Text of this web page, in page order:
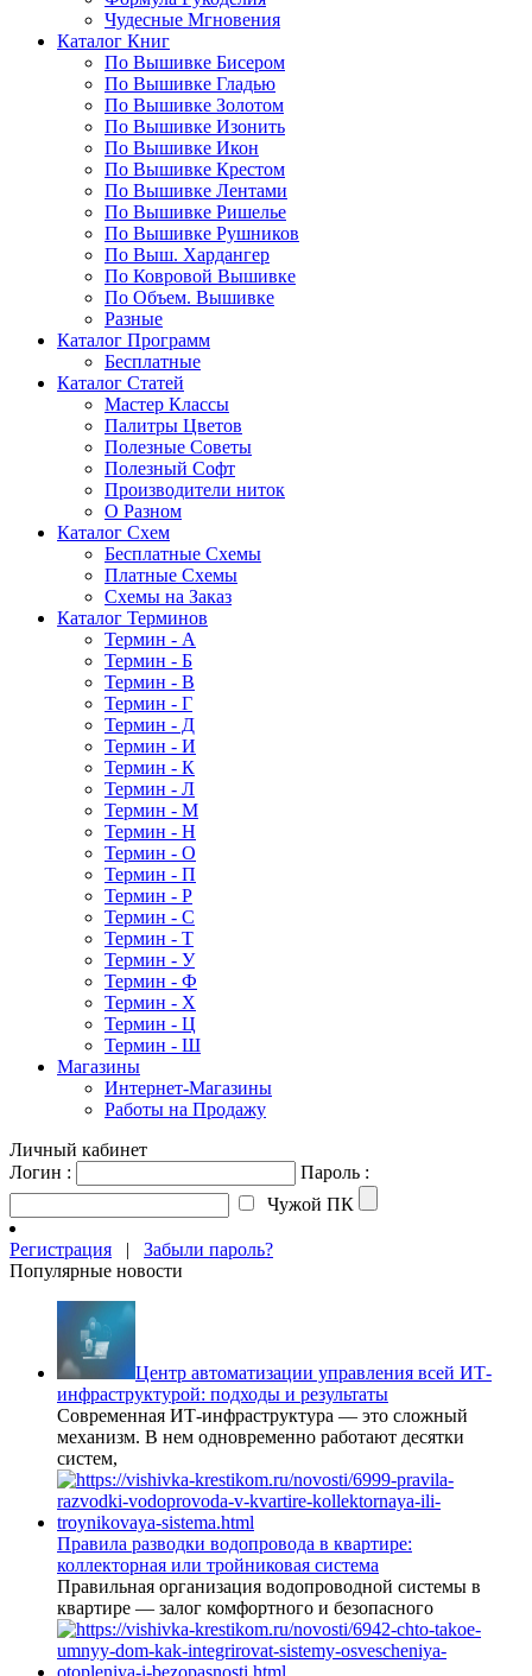
Чудесные Мгновения
Каталог Книг
По Вышивке Бисером
По Вышивке Гладью
По Вышивке Золотом
По Вышивке Изонить
По Вышивке Икон
По Вышивке Крестом
По Вышивке Лентами
По Вышивке Ришелье
По Вышивке Рушников
По Выш. Хардангер
По Ковровой Вышивке
По Объем. Вышивке
Разные
Каталог Программ
Бесплатные
Каталог Статей
Мастер Классы
Палитры Цветов
Полезные Советы
Полезный Софт
Производители ниток
О Разном
Каталог Схем
Бесплатные Схемы
Платные Схемы
Схемы на Заказ
Каталог Терминов
Термин - А
Термин - Б
Термин - В
Термин - Г
Термин - Д
Термин - И
Термин - К
Термин - Л
Термин - М
Термин - Н
Термин - О
Термин - П
Термин - Р
Термин - С
Термин - Т
Термин - У
Термин - Ф
Термин - Х
Термин - Ц
Термин - Ш
Магазины
Интернет-Магазины
Работы на Продажу
Личный кабинет
Логин :
Пароль :
Чужой ПК
Регистрация | Забыли пароль?
Популярные новости
Центр автоматизации управления всей ИТ-
инфраструктурой: подходы и результаты
Современная ИТ-инфраструктура — это сложный
механизм. В нем одновременно работают десятки
систем,
Правила разводки водопровода в квартире:
коллекторная или тройниковая система
Правильная организация водопроводной системы в
квартире — залог комфортного и безопасного